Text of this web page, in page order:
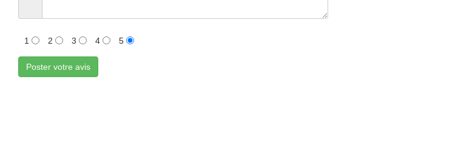
1 2 3 4 5
Poster votre avis